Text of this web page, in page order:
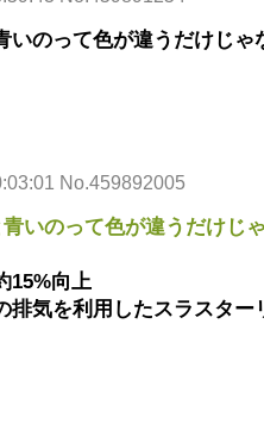
いのって色が違うだけじゃ
No.459892005
いのって色が違うだけじ
15%向上
排気を利用したスラスター